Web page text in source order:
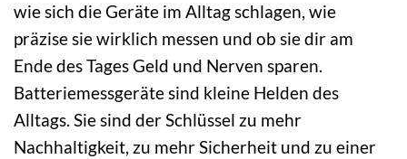
wie sich die Geräte im Alltag schlagen, wie
präzise sie wirklich messen und ob sie dir am
Ende des Tages Geld und Nerven sparen.
Batteriemessgeräte sind kleine Helden des
Alltags. Sie sind der Schlüssel zu mehr
Nachhaltigkeit, zu mehr Sicherheit und zu einer